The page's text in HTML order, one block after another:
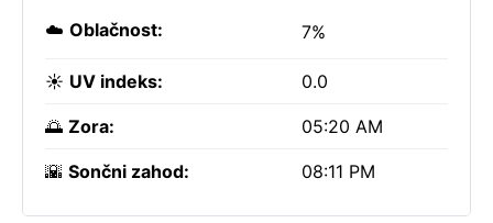
☁️ Oblačnost: 7%
☀️ UV indeks: 0.0
🌅 Zora: 05:20 AM
🌇 Sončni zahod: 08:11 PM